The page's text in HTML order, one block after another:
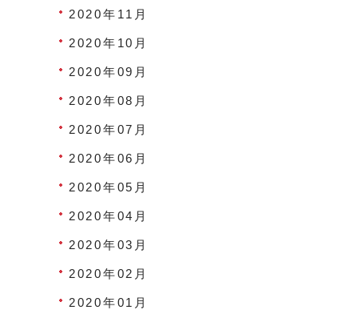
2020年11月
2020年10月
2020年09月
2020年08月
2020年07月
2020年06月
2020年05月
2020年04月
2020年03月
2020年02月
2020年01月